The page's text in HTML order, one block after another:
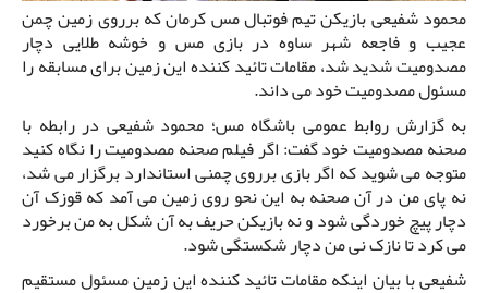
محمود شفیعی بازیکن تیم فوتبال مس کرمان که برروی زمین چمن
عجیب و فاجعه شهر ساوه در بازی مس و خوشه طلایی دچار
مصدومیت شدید شد، مقامات تائید کننده این زمین برای مسابقه را
مسئول مصدومیت خود می داند.
به گزارش روابط عمومی باشگاه مس؛ محمود شفیعی در رابطه با
صحنه مصدومیت خود گفت: اگر فیلم صحنه مصدومیت را نگاه کنید
متوجه می شوید که اگر بازی برروی چمنی استاندارد برگزار می شد،
نه پای من در آن صحنه به این نحو روی زمین می آمد که قوزک آن
دچار پیچ خوردگی شود و نه بازیکن حریف به آن شکل به من برخورد
می کرد تا نازک نی من دچار شکستگی شود.
شفیعی با بیان اینکه مقامات تائید کننده این زمین مسئول مستقیم